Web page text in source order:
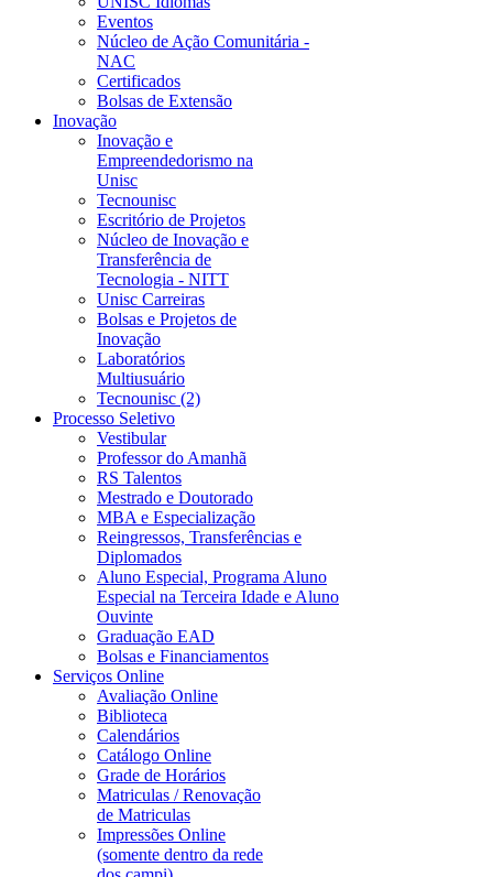
Eventos
Núcleo de Ação Comunitária -
NAC
Certificados
Bolsas de Extensão
Inovação
Inovação e
Empreendedorismo na
Unisc
Tecnounisc
Escritório de Projetos
Núcleo de Inovação e
Transferência de
Tecnologia - NITT
Unisc Carreiras
Bolsas e Projetos de
Inovação
Laboratórios
Multiusuário
Tecnounisc (2)
Processo Seletivo
Vestibular
Professor do Amanhã
RS Talentos
Mestrado e Doutorado
MBA e Especialização
Reingressos, Transferências e
Diplomados
Aluno Especial, Programa Aluno
Especial na Terceira Idade e Aluno
Ouvinte
Graduação EAD
Bolsas e Financiamentos
Serviços Online
Avaliação Online
Biblioteca
Calendários
Catálogo Online
Grade de Horários
Matriculas / Renovação
de Matriculas
Impressões Online
(somente dentro da rede